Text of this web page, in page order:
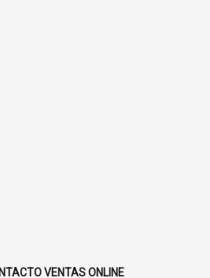
VENTAS ONLINE